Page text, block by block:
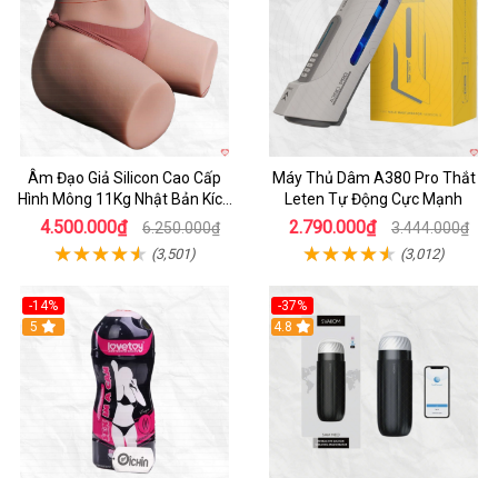
Âm Đạo Giả Silicon Cao Cấp
Hình Mông 11Kg Nhật Bản Kích
Thước Như Thật
4.500.000₫ 6.250.000₫
(3,501)
Máy Thủ Dâm A380 Pro Thắt
Leten Tự Động Cực Mạnh
2.790.000₫ 3.444.000₫
(3,012)
-14%
Hot
5
-37%
4.8